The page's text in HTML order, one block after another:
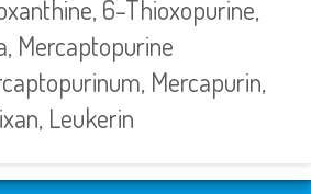
6-Thioxopurine,
Mercaptopurine
Mercapurin,
Leukerin